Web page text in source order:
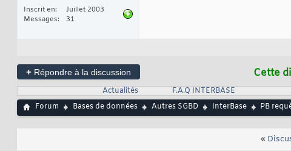
Inscrit en
Juillet 2003
Messages
31
+ Répondre à la discussion Cette
Actualités F.A.Q INTERBASE
Forum
Bases de données Autres SGBD InterBase PB
«